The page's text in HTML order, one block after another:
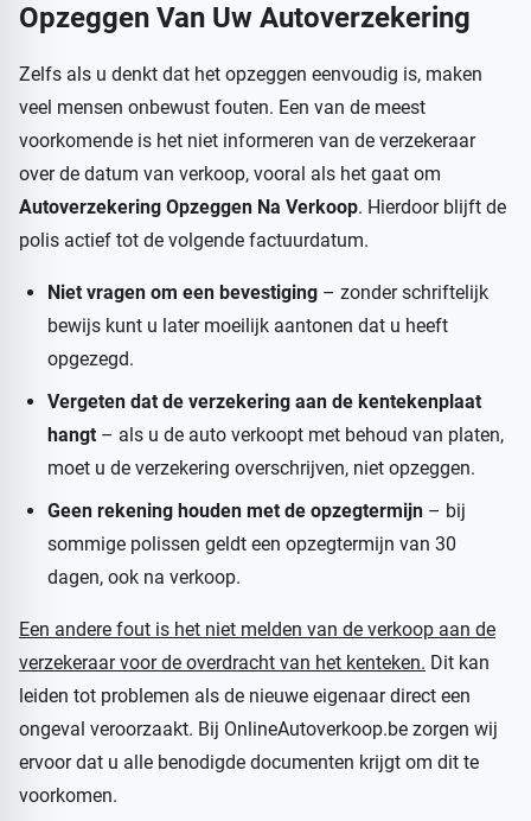
Opzeggen Van Uw Autoverzekering
Zelfs als u denkt dat het opzeggen eenvoudig is, maken
veel mensen onbewust fouten. Een van de meest
voorkomende is het niet informeren van de verzekeraar
over de datum van verkoop, vooral als het gaat om
Autoverzekering Opzeggen Na Verkoop. Hierdoor blijft de
polis actief tot de volgende factuurdatum.
Niet vragen om een bevestiging – zonder schriftelijk
bewijs kunt u later moeilijk aantonen dat u heeft
opgezegd.
Vergeten dat de verzekering aan de kentekenplaat
hangt – als u de auto verkoopt met behoud van platen,
moet u de verzekering overschrijven, niet opzeggen.
Geen rekening houden met de opzegtermijn – bij
sommige polissen geldt een opzegtermijn van 30
dagen, ook na verkoop.
Een andere fout is het niet melden van de verkoop aan de
verzekeraar voor de overdracht van het kenteken. Dit kan
leiden tot problemen als de nieuwe eigenaar direct een
ongeval veroorzaakt. Bij OnlineAutoverkoop.be zorgen wij
ervoor dat u alle benodigde documenten krijgt om dit te
voorkomen.